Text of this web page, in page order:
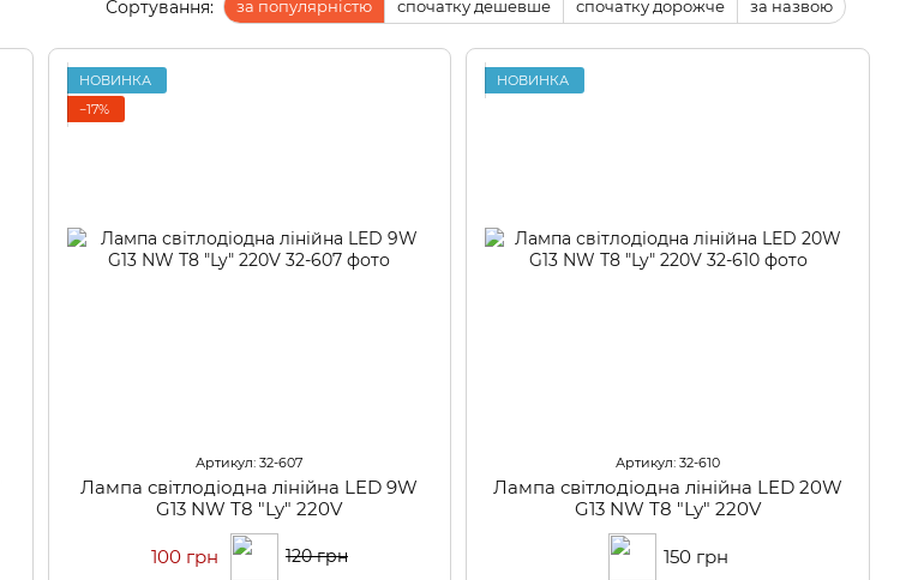
Сортування: за популярністю спочатку дешевше спочатку дорожче за назвою
НОВИНКА
−17%
Артикул: 32-607
Лампа світлодіодна лінійна LED 9W
G13 NW Т8 "Ly" 220V
120 грн
100 грн
НОВИНКА
Артикул: 32-610
Лампа світлодіодна лінійна LED 20W
G13 NW Т8 "Ly" 220V
150 грн